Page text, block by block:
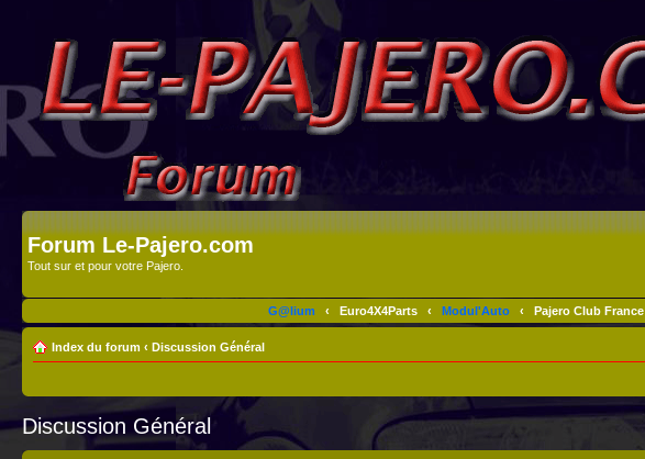
Forum Le-Pajero.com
Tout sur et pour votre Pajero.
G@lium ‹ Euro4X4Parts ‹ Modul'Auto ‹ Pajero Club France
Index du forum ‹ Discussion Général
Discussion Général